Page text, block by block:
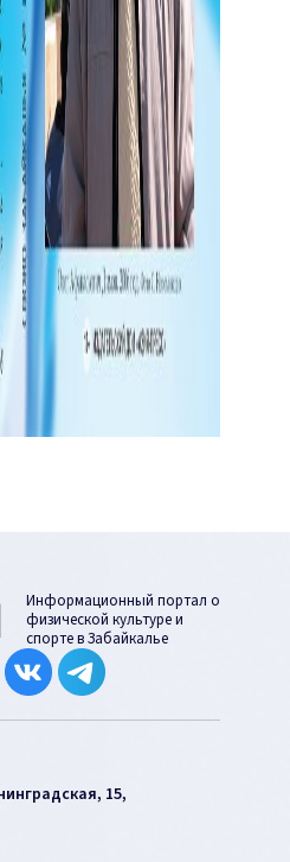
Информационный портал о
физической культуре и
спорте в Забайкалье
15,